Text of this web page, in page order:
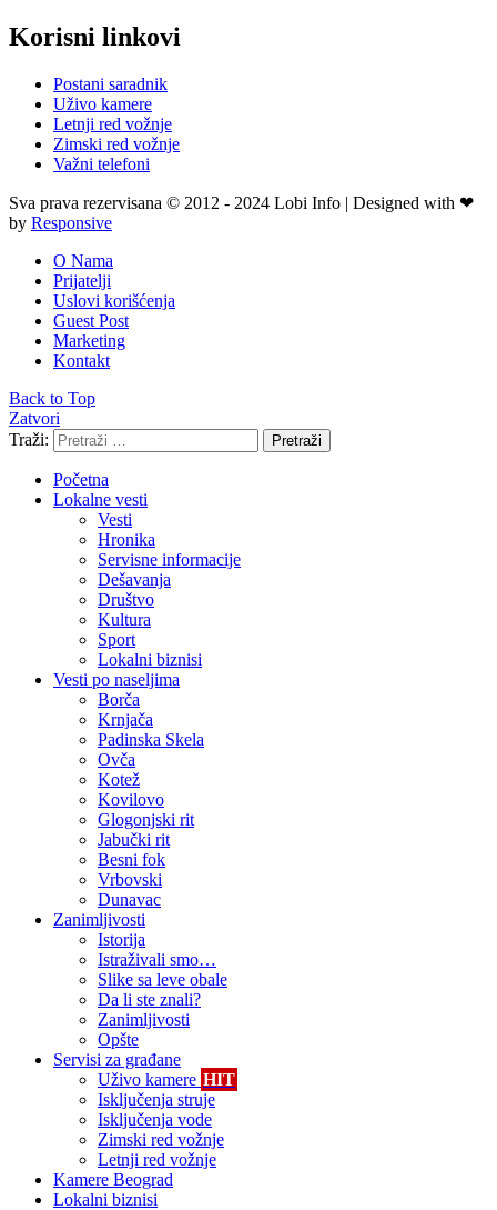
Korisni linkovi
Postani saradnik
Uživo kamere
Letnji red vožnje
Zimski red vožnje
Važni telefoni
Sva prava rezervisana © 2012 - 2024 Lobi Info | Designed with ❤
by Responsive
O Nama
Prijatelji
Uslovi korišćenja
Guest Post
Marketing
Kontakt
Back to Top
Zatvori
Traži:
Pretraži
Početna
Lokalne vesti
Vesti
Hronika
Servisne informacije
Dešavanja
Društvo
Kultura
Sport
Lokalni biznisi
Vesti po naseljima
Borča
Krnjača
Padinska Skela
Ovča
Kotež
Kovilovo
Glogonjski rit
Jabučki rit
Besni fok
Vrbovski
Dunavac
Zanimljivosti
Istorija
Istraživali smo…
Slike sa leve obale
Da li ste znali?
Zanimljivosti
Opšte
Servisi za građane
Uživo kamere HIT
Isključenja struje
Isključenja vode
Zimski red vožnje
Letnji red vožnje
Kamere Beograd
Lokalni biznisi